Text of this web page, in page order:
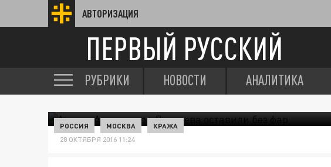
АВТОРИЗАЦИЯ
ПЕРВЫЙ РУССКИЙ
РУБРИКИ НОВОСТИ АНАЛИТИКА
РОССИЯ МОСКВА КРАЖА
28 ОКТЯБРЯ 2016 11:24